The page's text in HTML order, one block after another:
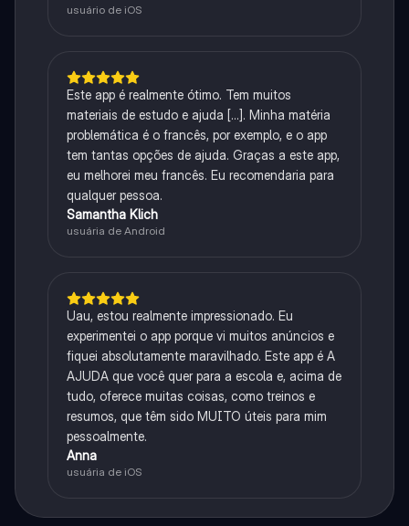
usuário de iOS
Este app é realmente ótimo. Tem muitos
materiais de estudo e ajuda [...]. Minha matéria
problemática é o francês, por exemplo, e o app
tem tantas opções de ajuda. Graças a este app,
eu melhorei meu francês. Eu recomendaria para
qualquer pessoa.
Samantha Klich
usuária de Android
Uau, estou realmente impressionado. Eu
experimentei o app porque vi muitos anúncios e
fiquei absolutamente maravilhado. Este app é A
AJUDA que você quer para a escola e, acima de
tudo, oferece muitas coisas, como treinos e
resumos, que têm sido MUITO úteis para mim
pessoalmente.
Anna
usuária de iOS